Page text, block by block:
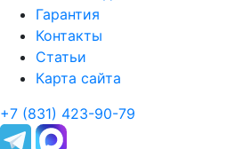
Гарантия
Контакты
Статьи
Карта сайта
+7 (831) 423-90-79